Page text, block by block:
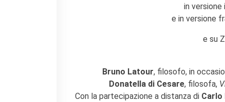
Le operazioni
Come sostenere
I Vantaggi
in versione
e in versione
e su
Bruno Latour, filosofo, in
Donatella di Cesare, filosofa,
Con la partecipazione a distanza di Carlo